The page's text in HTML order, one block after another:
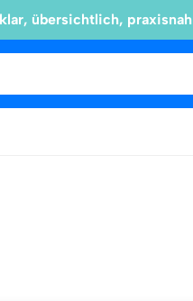
übersichtlich, praxisnah